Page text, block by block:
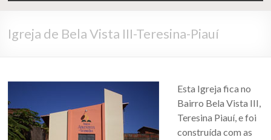
Igreja de Bela Vista III-Teresina-Piauí
Esta Igreja fica no
Bairro Bela Vista III,
Teresina Piauí, e foi
construída com as